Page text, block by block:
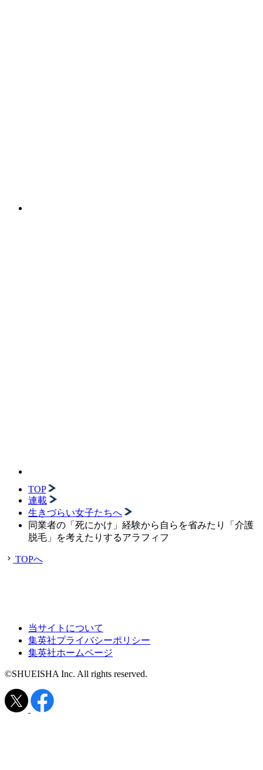
TOP
連載
生きづらい女子たちへ
同業者の「死にかけ」経験から自らを省みたり「介護
脱毛」を考えたりするアラフィフ
TOPへ
当サイトについて
集英社プライバシーポリシー
集英社ホームページ
©SHUEISHA Inc. All rights reserved.